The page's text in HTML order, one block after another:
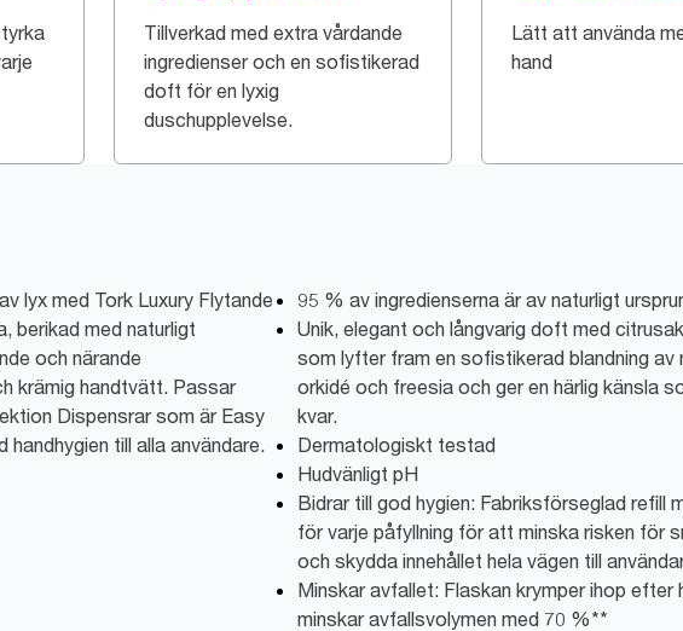
Tillverkad med extra vårdande
ingredienser och en sofistikerad
doft för en lyxig
duschupplevelse.
Lätt att använda
hand
lyx med Tork Luxury Flytande
berikad med naturligt
och närande
krämig handtvätt. Passar
Dispensrar som är Easy
till alla användare.
95 % av ingredienserna är av naturligt
Unik, elegant och långvarig doft med
som lyfter fram en sofistikerad blandning av
orkidé och freesia och ger en härlig känsla
kvar.
Dermatologiskt testad
Hudvänligt pH
Bidrar till god hygien: Fabriksförseglad refill
för varje påfyllning för att minska risken för
och skydda innehållet hela vägen till
Minskar avfallet: Flaskan krymper ihop efter
minskar avfallsvolymen med 70 %**